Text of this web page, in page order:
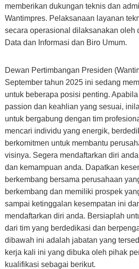
memberikan dukungan teknis dan
Wantimpres. Pelaksanaan layanan
secara operasional dilaksanakan oleh
Data dan Informasi dan Biro Umum.
Dewan Pertimbangan Presiden
September tahun 2025 ini sedang
untuk beberapa posisi penting.
passion dan keahlian yang sesuai,
untuk bergabung dengan tim
mencari individu yang energik,
berkomitmen untuk membantu
visinya. Segera mendaftarkan diri
dan kemampuan anda. Dapatkan
berkembang bersama perusahaan
berkembang dan memiliki prospek
sampai ketinggalan kesempatan ini
mendaftarkan diri anda. Bersiaplah
dari tim yang berdedikasi dan
dibawah ini adalah jabatan yang
kerja kali ini yang dibuka oleh pihak
kualifikasi sebagai berikut.